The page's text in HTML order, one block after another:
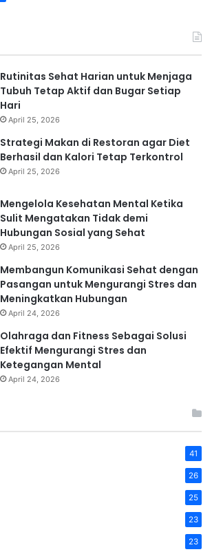
Rutinitas Sehat Harian untuk Menjaga
Tubuh Tetap Aktif dan Bugar Setiap
Hari
April 25, 2026
Strategi Makan di Restoran agar Diet
Berhasil dan Kalori Tetap Terkontrol
April 25, 2026
Mengelola Kesehatan Mental Ketika
Sulit Mengatakan Tidak demi
Hubungan Sosial yang Sehat
April 25, 2026
Membangun Komunikasi Sehat dengan
Pasangan untuk Mengurangi Stres dan
Meningkatkan Hubungan
April 24, 2026
Olahraga dan Fitness Sebagai Solusi
Efektif Mengurangi Stres dan
Ketegangan Mental
April 24, 2026
41
26
25
23
23